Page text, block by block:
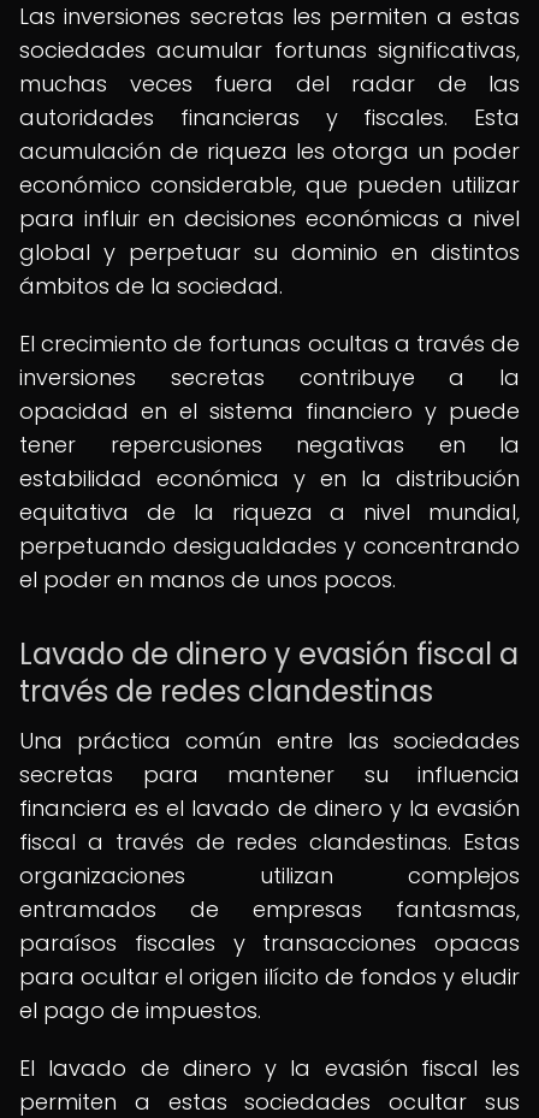
Las inversiones secretas les permiten a estas
sociedades acumular fortunas significativas,
muchas veces fuera del radar de las
autoridades financieras y fiscales. Esta
acumulación de riqueza les otorga un poder
económico considerable, que pueden utilizar
para influir en decisiones económicas a nivel
global y perpetuar su dominio en distintos
ámbitos de la sociedad.
El crecimiento de fortunas ocultas a través de
inversiones secretas contribuye a la
opacidad en el sistema financiero y puede
tener repercusiones negativas en la
estabilidad económica y en la distribución
equitativa de la riqueza a nivel mundial,
perpetuando desigualdades y concentrando
el poder en manos de unos pocos.
Lavado de dinero y evasión fiscal a
través de redes clandestinas
Una práctica común entre las sociedades
secretas para mantener su influencia
financiera es el lavado de dinero y la evasión
fiscal a través de redes clandestinas. Estas
organizaciones utilizan complejos
entramados de empresas fantasmas,
paraísos fiscales y transacciones opacas
para ocultar el origen ilícito de fondos y eludir
el pago de impuestos.
El lavado de dinero y la evasión fiscal les
permiten a estas sociedades ocultar sus